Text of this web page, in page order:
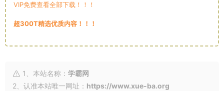
VIP免费查看全部下载！！！
超300T精选优质内容！！！
1、本站名称： 学霸网
2、认准本站唯一网址： https://www.xue-ba.org